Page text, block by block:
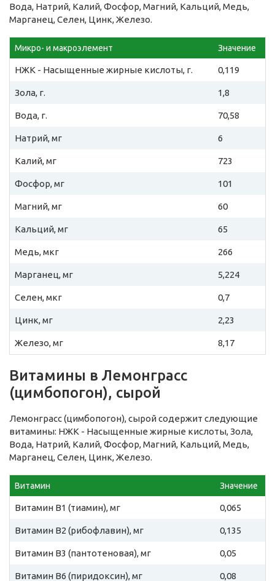
Вода, Натрий, Калий, Фосфор, Магний, Кальций, Медь,
Марганец, Селен, Цинк, Железо.
Микро- и макроэлемент Значение
НЖК - Насыщенные жирные кислоты, г. 0,119
Зола, г. 1,8
Вода, г. 70,58
Натрий, мг 6
Калий, мг 723
Фосфор, мг 101
Магний, мг 60
Кальций, мг 65
Медь, мкг 266
Марганец, мг 5,224
Селен, мкг 0,7
Цинк, мг 2,23
Железо, мг 8,17
Витамины в Лемонграсс
(цимбопогон), сырой
Лемонграсс (цимбопогон), сырой содержит следующие
витамины: НЖК - Насыщенные жирные кислоты, Зола,
Вода, Натрий, Калий, Фосфор, Магний, Кальций, Медь,
Марганец, Селен, Цинк, Железо.
Витамин Значение
Витамин B1 (тиамин), мг 0,065
Витамин B2 (рибофлавин), мг 0,135
Витамин B3 (пантотеновая), мг 0,05
Витамин B6 (пиридоксин), мг 0,08